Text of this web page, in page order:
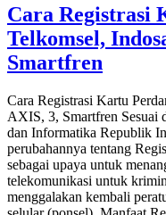
Cara Registrasi
Telkomsel,
Smartfren
Cara Registrasi Kartu
AXIS, 3, Smartfren Sesuai
dan Informatika Republik
perubahannya tentang
sebagai upaya untuk
telekomunikasi untuk
menggalakan kembali